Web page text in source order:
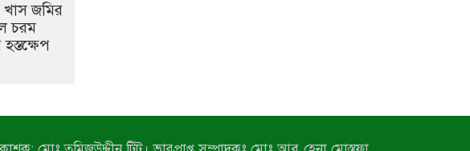
খাস জমির
চরম